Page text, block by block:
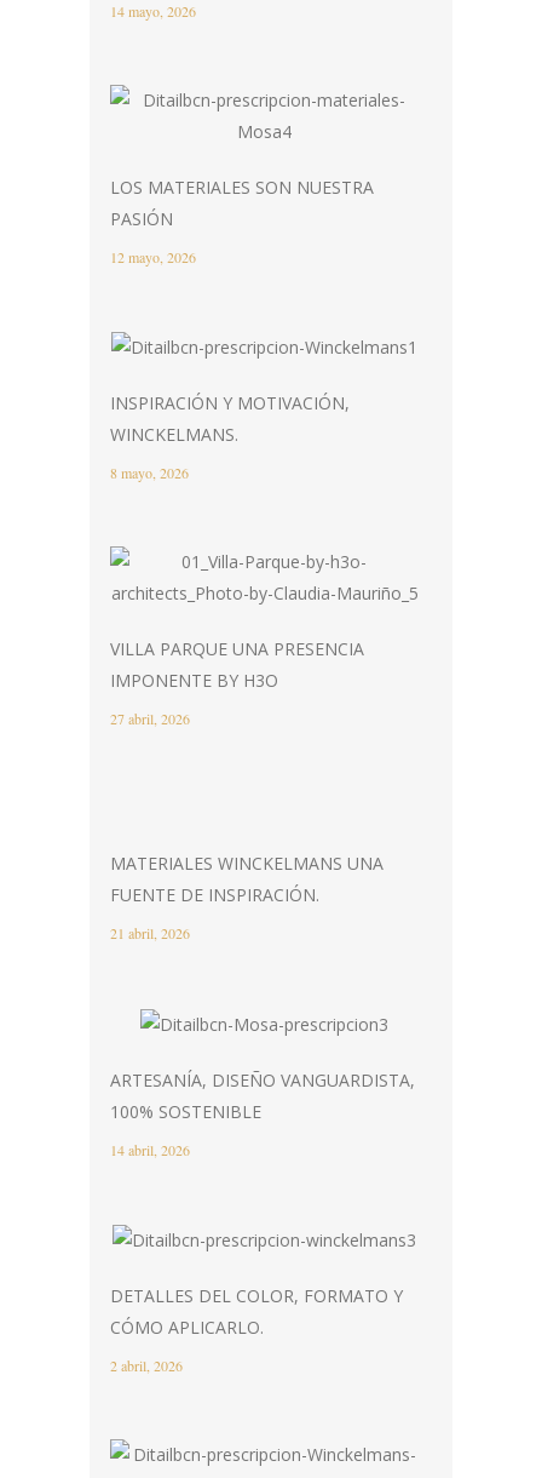
14 mayo, 2026
LOS MATERIALES SON NUESTRA
PASIÓN
12 mayo, 2026
INSPIRACIÓN Y MOTIVACIÓN,
WINCKELMANS.
8 mayo, 2026
VILLA PARQUE UNA PRESENCIA
IMPONENTE BY H3O
27 abril, 2026
MATERIALES WINCKELMANS UNA
FUENTE DE INSPIRACIÓN.
21 abril, 2026
ARTESANÍA, DISEÑO VANGUARDISTA,
100% SOSTENIBLE
14 abril, 2026
DETALLES DEL COLOR, FORMATO Y
CÓMO APLICARLO.
2 abril, 2026